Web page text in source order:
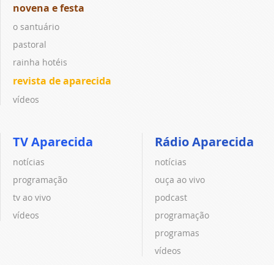
novena e festa
o santuário
pastoral
rainha hotéis
revista de aparecida
vídeos
TV Aparecida
notícias
programação
tv ao vivo
vídeos
Rádio Aparecida
notícias
ouça ao vivo
podcast
programação
programas
vídeos